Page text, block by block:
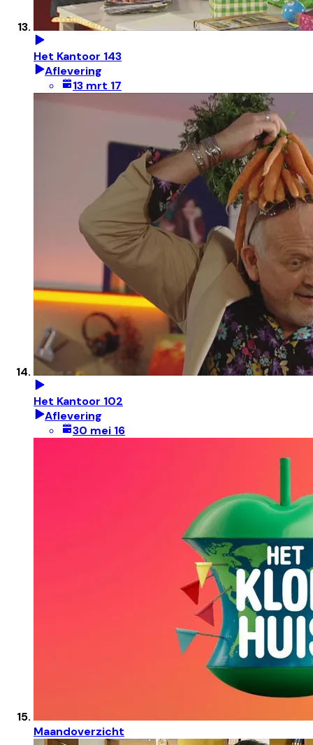
Het Kantoor 143
Aflevering
13 mrt 17
Het Kantoor 102
Aflevering
30 mei 16
Maandoverzicht